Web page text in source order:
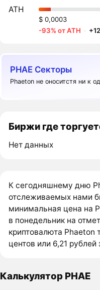
ATH
$ 0,0003
-93% от ATH ·
PHAE Секторы
Phaeton не оноситстя ни к
Биржи где
Нет данных
К сегодняшнему дню
отслеживаемых нами
минимальная цена на
в понедельник на
криптовалюта Phaeton
центов или 6,21 рублей
Калькулятор PHAE